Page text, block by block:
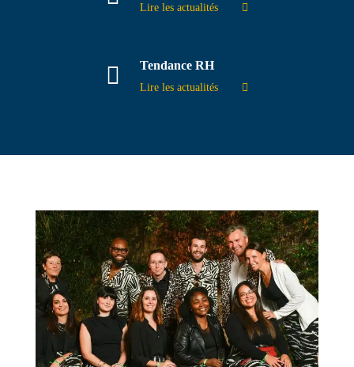
Lire les actualités
Tendance RH
Lire les actualités